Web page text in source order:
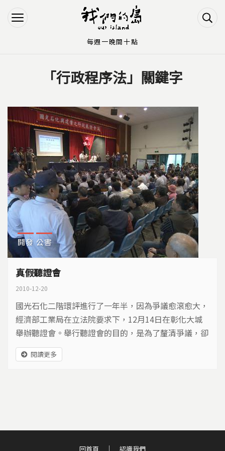
Jump to Navigation
Jump to Main content
「行政程序法」關鍵字
開發 公害
真假聽證會
2010-12-20
國光石化二階環評進行了一年半，因為爭議愈滾愈大，
經濟部工業局在立法院要求下，12月14日在彰化大城
舉辦聽證會。舉行聽證會的目的，是為了釐清爭議，卻
因為程序安排不當，現場爆發衝突，最後不歡而散，白
白浪費了一場聽證會。什麼是聽證會、聽證會又該如何
閱讀更多
回首頁 認識我們
每週一晚間十點